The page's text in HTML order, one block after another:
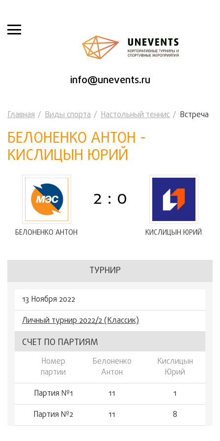
info@unevents.ru
Главная Виды спорта Настольный теннис Встреча
БЕЛОНЕНКО АНТОН -
КИСЛИЦЫН ЮРИЙ
БЕЛОНЕНКО АНТОН
2 : 0
КИСЛИЦЫН ЮРИЙ
ТУРНИР
13 Ноября 2022
Личный турнир 2022/2 (Классик)
СЧЕТ ПО ПАРТИЯМ
Номер
партии
Белоненко
Антон
Кислицын
Юрий
Партия №1
11
1
Партия №2
11 8